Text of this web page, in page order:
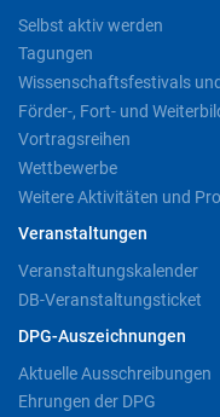
Selbst aktiv werden
Tagungen
Wissenschaftsfestivals
Förder-, Fort- und
Vortragsreihen
Wettbewerbe
Weitere Aktivitäten und
Veranstaltungen
Veranstaltungskalender
DB-Veranstaltungsticket
DPG-Auszeichnungen
Aktuelle Ausschreibungen
Ehrungen der DPG